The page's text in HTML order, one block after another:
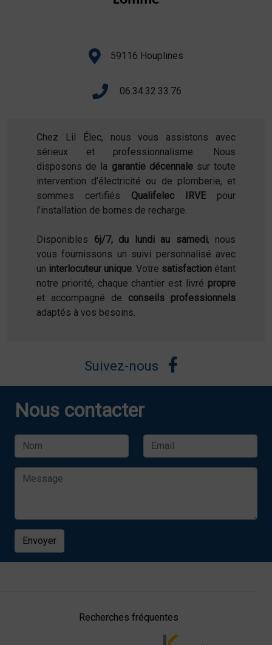
59116 Houplines
06.34.32.33.76
Chez Lil Élec, nous vous assistons avec
sérieux et professionnalisme. Nous
disposons de la garantie décennalesur toute
intervention d’électricité ou de plomberie, et
sommes certifiés Qualifelec IRVEpour
l’installation de bornes de recharge.
Disponibles 6j/7, du lundi au samedi, nous
vous fournissons un suivi personnalisé avec
un interlocuteur unique. Votre satisfaction étant
notre priorité, chaque chantier est livré propre
et accompagné de conseils professionnels
adaptés à vos besoins.
Suivez-nous
Nous contacter
Envoyer
Recherches fréquentes